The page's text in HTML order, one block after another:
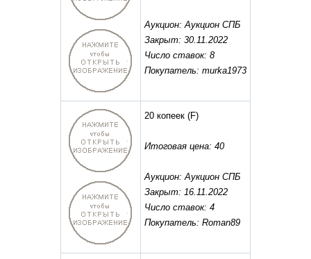
Аукцион: Аукцион СПБ
Закрыт: 30.11.2022
Число ставок: 8
Покупатель: murka1973
20 копеек (F)
Итоговая цена: 40
Аукцион: Аукцион СПБ
Закрыт: 16.11.2022
Число ставок: 4
Покупатель: Roman89